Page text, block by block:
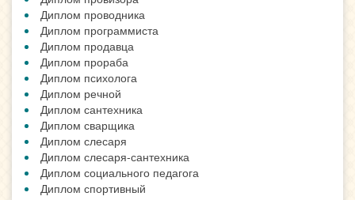
Диплом проводника
Диплом программиста
Диплом продавца
Диплом прораба
Диплом психолога
Диплом речной
Диплом сантехника
Диплом сварщика
Диплом слесаря
Диплом слесаря-сантехника
Диплом социального педагога
Диплом спортивный